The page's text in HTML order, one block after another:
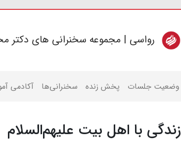
رواسی | مجموعه سخنرانی های دکتر
وضعیت جلسات پخش زنده سخنرانی‌ها آکادمی
زندگی با اهل بیت علیهم‌السلام